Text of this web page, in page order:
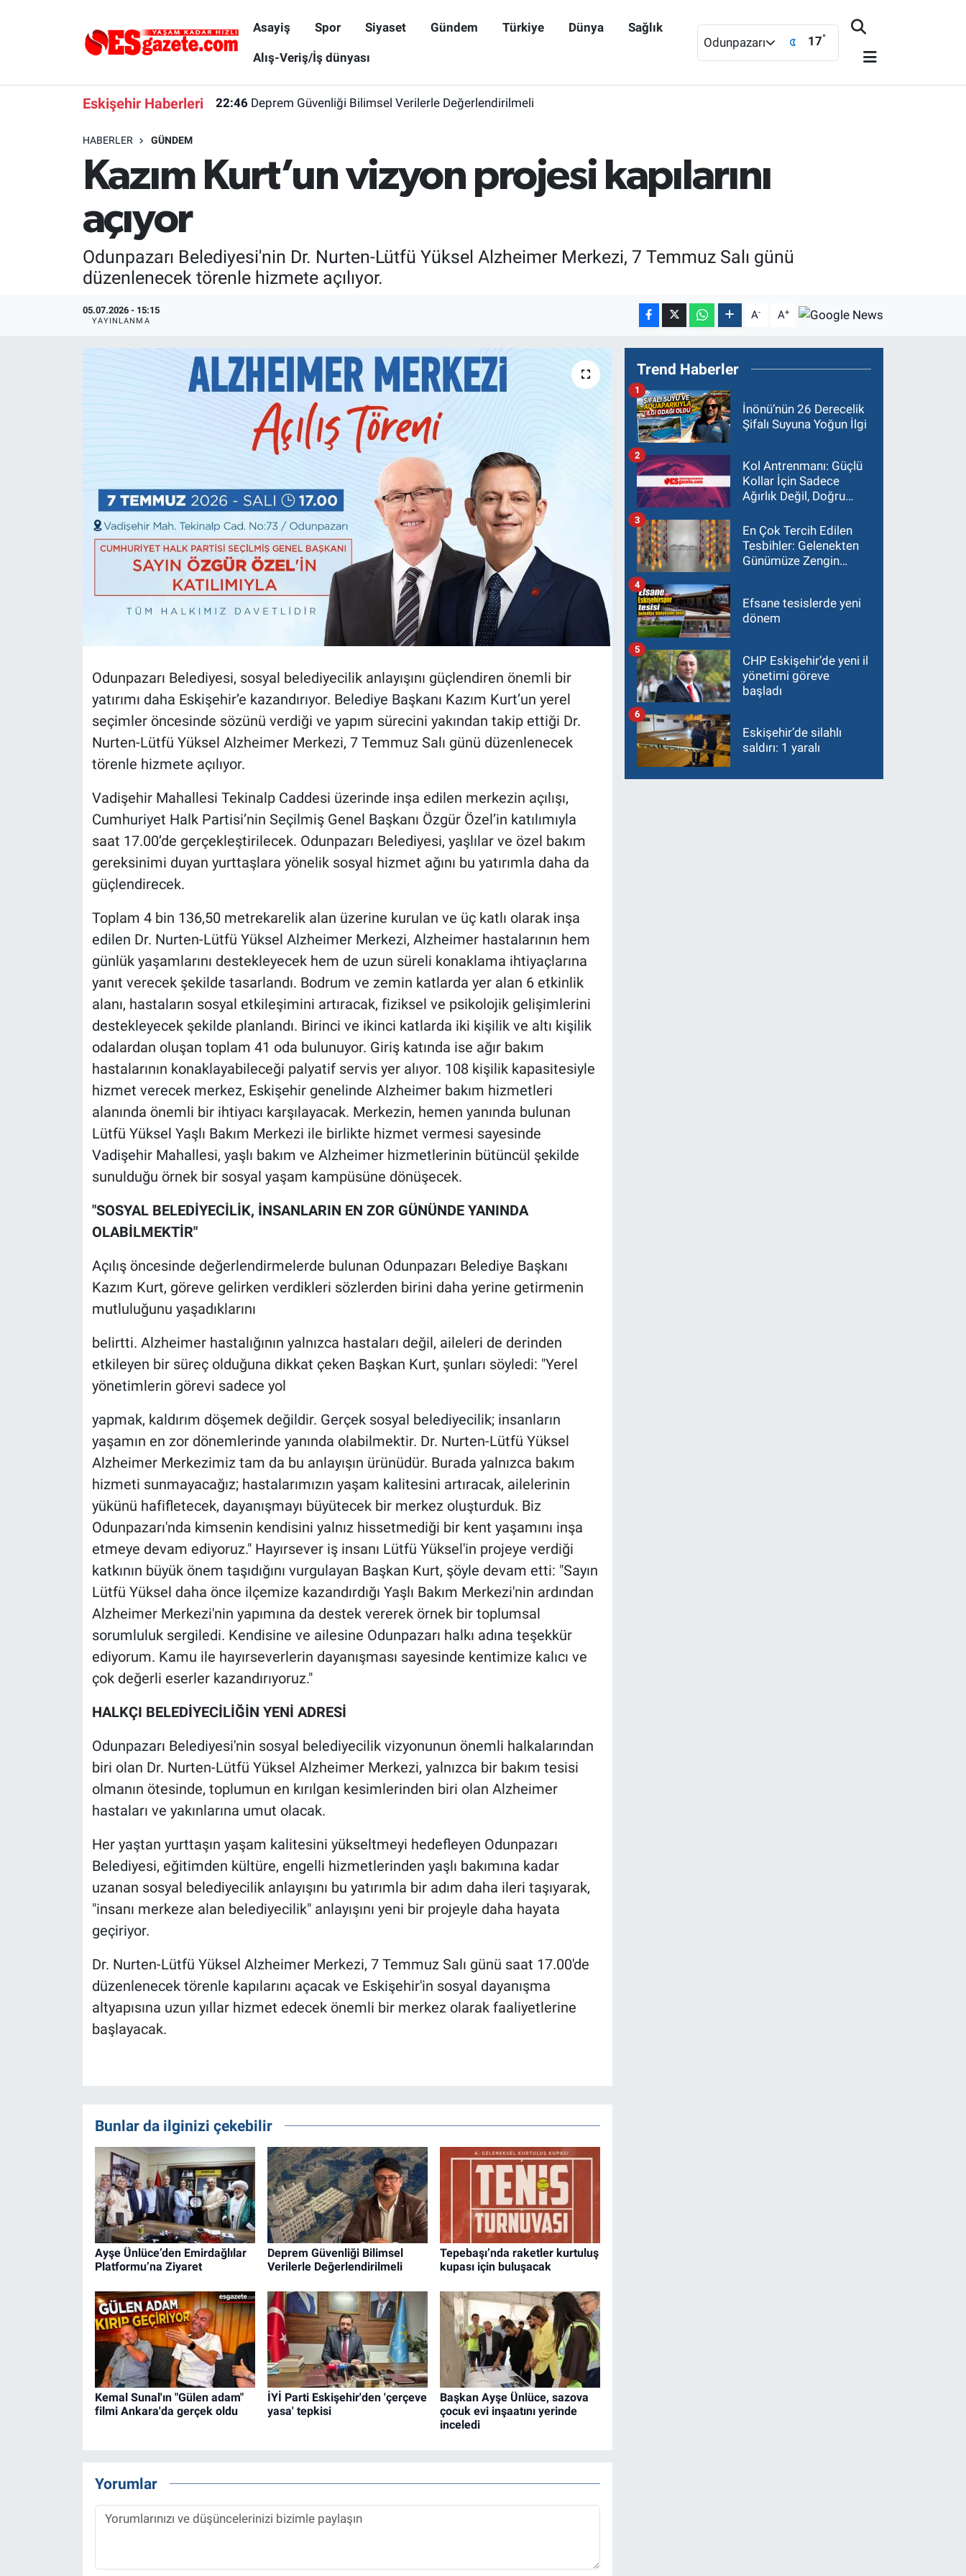
Asayiş Spor Siyaset Gündem Türkiye Dünya Sağlık
Alış-Veriş/İş dünyası
Odunpazarı 17°
Eskişehir Haberleri 22:46 Deprem Güvenliği Bilimsel Verilerle Değerlendirilmeli
HABERLER GÜNDEM
Kazım Kurt’un vizyon projesi kapılarını
açıyor
Odunpazarı Belediyesi'nin Dr. Nurten-Lütfü Yüksel Alzheimer Merkezi, 7 Temmuz Salı günü
düzenlenecek törenle hizmete açılıyor.
05.07.2026 - 15:15
YAYINLANMA A- A+
Odunpazarı Belediyesi, sosyal belediyecilik anlayışını güçlendiren önemli bir
yatırımı daha Eskişehir’e kazandırıyor. Belediye Başkanı Kazım Kurt’un yerel
seçimler öncesinde sözünü verdiği ve yapım sürecini yakından takip ettiği Dr.
Nurten-Lütfü Yüksel Alzheimer Merkezi, 7 Temmuz Salı günü düzenlenecek
törenle hizmete açılıyor.
Vadişehir Mahallesi Tekinalp Caddesi üzerinde inşa edilen merkezin açılışı,
Cumhuriyet Halk Partisi’nin Seçilmiş Genel Başkanı Özgür Özel’in katılımıyla
saat 17.00’de gerçekleştirilecek. Odunpazarı Belediyesi, yaşlılar ve özel bakım
gereksinimi duyan yurttaşlara yönelik sosyal hizmet ağını bu yatırımla daha da
güçlendirecek.
Toplam 4 bin 136,50 metrekarelik alan üzerine kurulan ve üç katlı olarak inşa
edilen Dr. Nurten-Lütfü Yüksel Alzheimer Merkezi, Alzheimer hastalarının hem
günlük yaşamlarını destekleyecek hem de uzun süreli konaklama ihtiyaçlarına
yanıt verecek şekilde tasarlandı. Bodrum ve zemin katlarda yer alan 6 etkinlik
alanı, hastaların sosyal etkileşimini artıracak, fiziksel ve psikolojik gelişimlerini
destekleyecek şekilde planlandı. Birinci ve ikinci katlarda iki kişilik ve altı kişilik
odalardan oluşan toplam 41 oda bulunuyor. Giriş katında ise ağır bakım
hastalarının konaklayabileceği palyatif servis yer alıyor. 108 kişilik kapasitesiyle
hizmet verecek merkez, Eskişehir genelinde Alzheimer bakım hizmetleri
alanında önemli bir ihtiyacı karşılayacak. Merkezin, hemen yanında bulunan
Lütfü Yüksel Yaşlı Bakım Merkezi ile birlikte hizmet vermesi sayesinde
Vadişehir Mahallesi, yaşlı bakım ve Alzheimer hizmetlerinin bütüncül şekilde
sunulduğu örnek bir sosyal yaşam kampüsüne dönüşecek.
"SOSYAL BELEDİYECİLİK, İNSANLARIN EN ZOR GÜNÜNDE YANINDA
OLABİLMEKTİR"
Açılış öncesinde değerlendirmelerde bulunan Odunpazarı Belediye Başkanı
Kazım Kurt, göreve gelirken verdikleri sözlerden birini daha yerine getirmenin
mutluluğunu yaşadıklarını
belirtti. Alzheimer hastalığının yalnızca hastaları değil, aileleri de derinden
etkileyen bir süreç olduğuna dikkat çeken Başkan Kurt, şunları söyledi: "Yerel
yönetimlerin görevi sadece yol
yapmak, kaldırım döşemek değildir. Gerçek sosyal belediyecilik; insanların
yaşamın en zor dönemlerinde yanında olabilmektir. Dr. Nurten-Lütfü Yüksel
Alzheimer Merkezimiz tam da bu anlayışın ürünüdür. Burada yalnızca bakım
hizmeti sunmayacağız; hastalarımızın yaşam kalitesini artıracak, ailelerinin
yükünü hafifletecek, dayanışmayı büyütecek bir merkez oluşturduk. Biz
Odunpazarı'nda kimsenin kendisini yalnız hissetmediği bir kent yaşamını inşa
etmeye devam ediyoruz." Hayırsever iş insanı Lütfü Yüksel'in projeye verdiği
katkının büyük önem taşıdığını vurgulayan Başkan Kurt, şöyle devam etti: "Sayın
Lütfü Yüksel daha önce ilçemize kazandırdığı Yaşlı Bakım Merkezi'nin ardından
Alzheimer Merkezi'nin yapımına da destek vererek örnek bir toplumsal
sorumluluk sergiledi. Kendisine ve ailesine Odunpazarı halkı adına teşekkür
ediyorum. Kamu ile hayırseverlerin dayanışması sayesinde kentimize kalıcı ve
çok değerli eserler kazandırıyoruz."
HALKÇI BELEDİYECİLİĞİN YENİ ADRESİ
Odunpazarı Belediyesi'nin sosyal belediyecilik vizyonunun önemli halkalarından
biri olan Dr. Nurten-Lütfü Yüksel Alzheimer Merkezi, yalnızca bir bakım tesisi
olmanın ötesinde, toplumun en kırılgan kesimlerinden biri olan Alzheimer
hastaları ve yakınlarına umut olacak.
Her yaştan yurttaşın yaşam kalitesini yükseltmeyi hedefleyen Odunpazarı
Belediyesi, eğitimden kültüre, engelli hizmetlerinden yaşlı bakımına kadar
uzanan sosyal belediyecilik anlayışını bu yatırımla bir adım daha ileri taşıyarak,
"insanı merkeze alan belediyecilik" anlayışını yeni bir projeyle daha hayata
geçiriyor.
Dr. Nurten-Lütfü Yüksel Alzheimer Merkezi, 7 Temmuz Salı günü saat 17.00'de
düzenlenecek törenle kapılarını açacak ve Eskişehir'in sosyal dayanışma
altyapısına uzun yıllar hizmet edecek önemli bir merkez olarak faaliyetlerine
başlayacak.
Bunlar da ilginizi çekebilir
Ayşe Ünlüce’den Emirdağlılar
Platformu’na Ziyaret
Deprem Güvenliği Bilimsel
Verilerle Değerlendirilmeli
Tepebaşı’nda raketler kurtuluş
kupası için buluşacak
Kemal Sunal'ın "Gülen adam"
filmi Ankara'da gerçek oldu
İYİ Parti Eskişehir'den 'çerçeve
yasa' tepkisi
Başkan Ayşe Ünlüce, sazova
çocuk evi inşaatını yerinde
inceledi
Yorumlar
Trend Haberler
İnönü’nün 26 Derecelik
Şifalı Suyuna Yoğun İlgi
1
Kol Antrenmanı: Güçlü
Kollar İçin Sadece
Ağırlık Değil, Doğru
2
En Çok Tercih Edilen
Tesbihler: Gelenekten
Günümüze Zengin
3
Efsane tesislerde yeni
dönem
4
CHP Eskişehir’de yeni il
yönetimi göreve
başladı
5
Eskişehir’de silahlı
saldırı: 1 yaralı
6
Alış-Veriş/İş dünyası
Eskişehirspor Arşivi
Ekonomi
Kültür Sanat
Eskişehir Nöbetçi Eczaneler
Süper Lig Puan Durumu ve Fikstür
Son Dakika Haberleri
Haber Arşivi